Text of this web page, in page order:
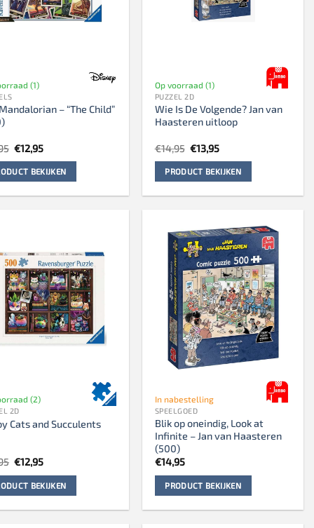
(1)
– “The Child”
Oorspronkelijke
prijs
was:
€13,95.
€12,95Huidige
is:
€12,95.
BEKIJKEN
Op voorraad (1)
PUZZEL 2D
Wie Is De Volgende? Jan van
Haasteren uitloop
€14,95 Oorspronkelijke
prijs
was:
€14,95.
€13,95Huidige
is:
€13,95.
PRODUCT BEKIJKEN
(2)
2D
Cats and Succulents
Oorspronkelijke
prijs
was:
€13,95.
€12,95Huidige
is:
€12,95.
BEKIJKEN
In nabestelling
SPEELGOED
Blik op oneindig, Look at
Infinite – Jan van Haasteren
(500)
€14,95
PRODUCT BEKIJKEN